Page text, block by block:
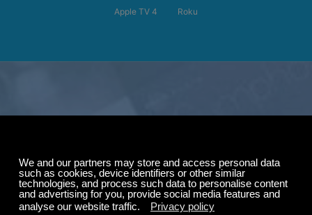
Offre d'été
réduction
sur votre abonnement.
Apple TV 4
Roku
ÉCOUTEZ-LE 24H/24 ET